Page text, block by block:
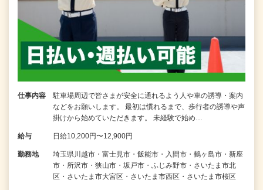
仕事内容
駐車場周辺で皆さまが安全に通れるよう人や車の誘導・案内
などをお願いします。 最初は慣れるまで、歩行者の誘導や声
掛けから始めていただきます。 未経験で始め…
給与 日給10,200円〜12,900円
勤務地
埼玉県川越市・富士見市・飯能市・入間市・鶴ヶ島市・新座
市・所沢市・狭山市・坂戸市・ふじみ野市・さいたま市北
区・さいたま市大宮区・さいたま市西区・さいたま市桜区